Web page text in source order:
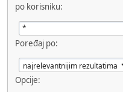
po korisniku:
Poređaj po:
Opcije: